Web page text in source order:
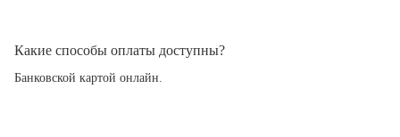
Какие способы оплаты доступны?
Банковской картой онлайн.